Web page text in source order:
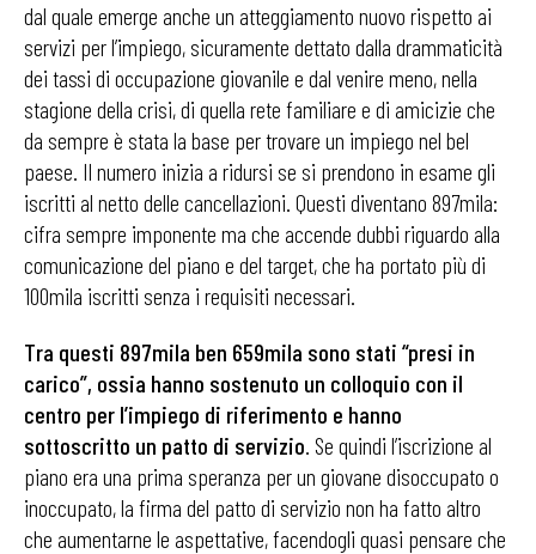
dal quale emerge anche un atteggiamento nuovo rispetto ai
servizi per l’impiego, sicuramente dettato dalla drammaticità
dei tassi di occupazione giovanile e dal venire meno, nella
stagione della crisi, di quella rete familiare e di amicizie che
da sempre è stata la base per trovare un impiego nel bel
paese. Il numero inizia a ridursi se si prendono in esame gli
iscritti al netto delle cancellazioni. Questi diventano 897mila:
cifra sempre imponente ma che accende dubbi riguardo alla
comunicazione del piano e del target, che ha portato più di
100mila iscritti senza i requisiti necessari.
Tra questi 897mila ben 659mila sono stati “presi in
carico”, ossia hanno sostenuto un colloquio con il
centro per l’impiego di riferimento e hanno
sottoscritto un patto di servizio. Se quindi l’iscrizione al
piano era una prima speranza per un giovane disoccupato o
inoccupato, la firma del patto di servizio non ha fatto altro
che aumentarne le aspettative, facendogli quasi pensare che